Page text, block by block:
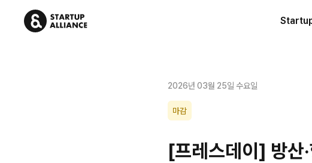
2026년 03월 25일 수요일
마감
[프레스데이] 방산